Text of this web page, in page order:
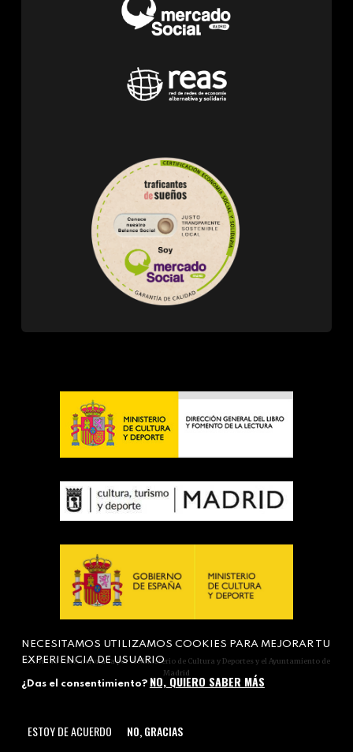
Actividad subvencionada por el Ministerio de Cultura y Deportes y el Ayuntamiento de
Madrid
NECESITAMOS UTILIZAMOS COOKIES PARA MEJORAR TU
EXPERIENCIA DE USUARIO
¿Das el consentimiento? NO, QUIERO SABER MÁS
ESTOY DE ACUERDO NO, GRACIAS